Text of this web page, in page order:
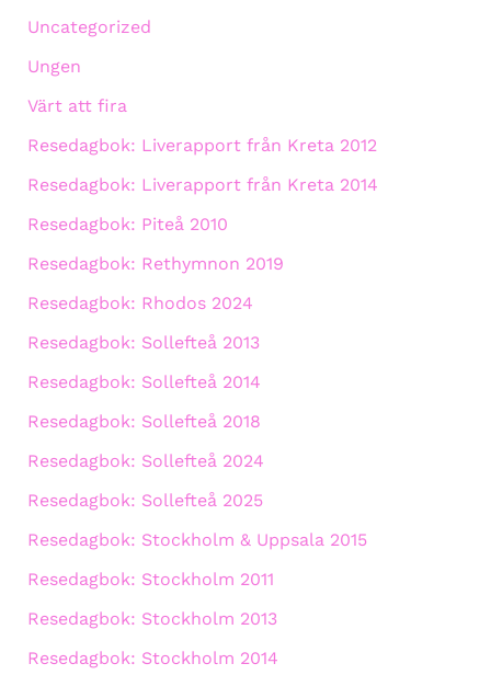
Uncategorized
Ungen
Värt att fira
Resedagbok: Liverapport från Kreta 2012
Resedagbok: Liverapport från Kreta 2014
Resedagbok: Piteå 2010
Resedagbok: Rethymnon 2019
Resedagbok: Rhodos 2024
Resedagbok: Sollefteå 2013
Resedagbok: Sollefteå 2014
Resedagbok: Sollefteå 2018
Resedagbok: Sollefteå 2024
Resedagbok: Sollefteå 2025
Resedagbok: Stockholm & Uppsala 2015
Resedagbok: Stockholm 2011
Resedagbok: Stockholm 2013
Resedagbok: Stockholm 2014